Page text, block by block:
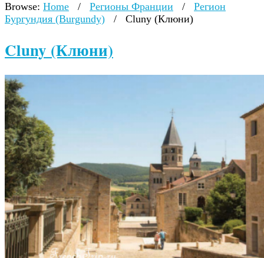
Browse: Home / Регионы Франции /
Регион
Бургундия (Burgundy)
/ Cluny (Клюни)
Cluny (Клюни)